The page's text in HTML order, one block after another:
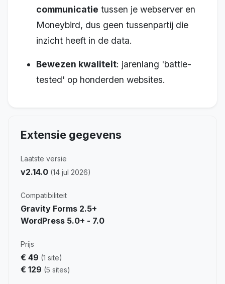
communicatie tussen je webserver en
Moneybird, dus geen tussenpartij die
inzicht heeft in de data.
Bewezen kwaliteit: jarenlang 'battle-
tested' op honderden websites.
Extensie gegevens
Laatste versie
v2.14.0 (14 jul 2026)
Compatibiliteit
Gravity Forms 2.5+
WordPress 5.0+ - 7.0
Prijs
€ 49 (1 site)
€ 129 (5 sites)